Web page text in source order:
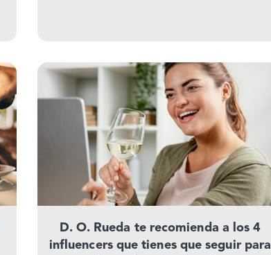
D. O. Rueda te recomienda a los 4
influencers que tienes que seguir para